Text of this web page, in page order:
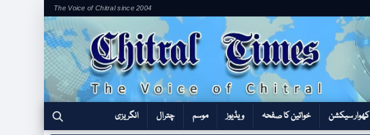
The Voice of Chitral since 2004
کھوار سیکشن‎ خواتین کا صفحہ ویڈیوز موسم چترال انگریزی